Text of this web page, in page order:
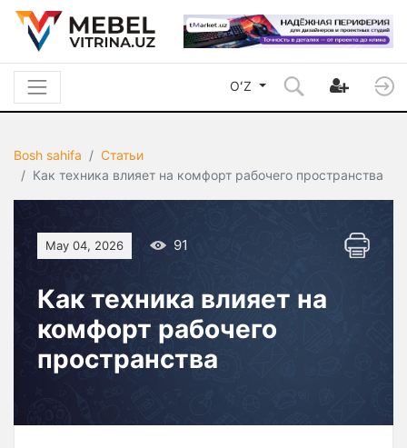
OʻZ
Bosh sahifa
Статьи
Как техника влияет на комфорт рабочего пространства
May 04, 2026 91
Как техника влияет на
комфорт рабочего
пространства